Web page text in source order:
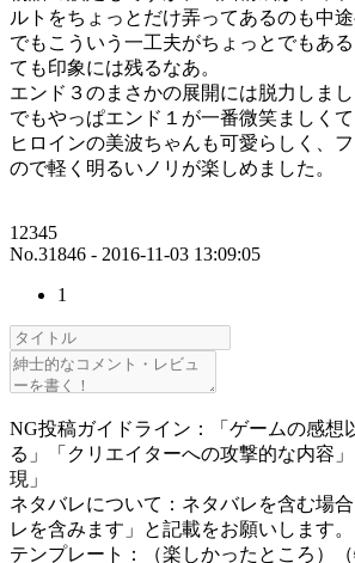
ルトをちょっとだけ弄ってあるのも中途
でもこういう一工夫がちょっとでもあ
ても印象には残るなあ。
エンド３のまさかの展開には脱力しまし
でもやっぱエンド１が一番微笑ましくて
ヒロインの美波ちゃんも可愛らしく、
ので軽く明るいノリが楽しめました。
12345
No.31846 - 2016-11-03 13:09:05
1
NG投稿ガイドライン：「ゲームの感想
る」「クリエイターへの攻撃的な内容
現」
ネタバレについて：ネタバレを含む場
レを含みます」と記載をお願いします。
テンプレート：（楽しかったところ）